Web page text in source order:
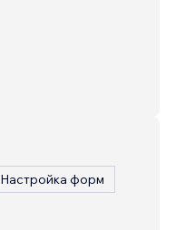
Настройка форм